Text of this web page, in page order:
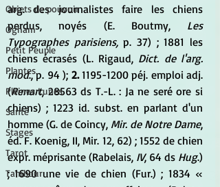
Objets de pouvoir
Ogham
Petit Peuple
Plantes
Pleines Lunes
Santé
Stages
Tarot
Tambour
arg. des journalistes faire les chiens
perdus, noyés (E. Boutmy, Les
Typographes parisiens, p. 37) ; 1881 les
chiens écrasés (L. Rigaud, Dict. de l'arg.
mod., p. 94 ); 2. 1195-1200 péj. emploi adj.
(Renart, 28563 ds T.-L. : Ja ne seré ore si
chiens) ; 1223 id. subst. en parlant d'un
homme (G. de Coincy, Mir. de Notre Dame,
éd. F. Koenig, II, Mir. 12, 62) ; 1552 de chien
expr. méprisante (Rabelais, IV, 64 ds Hug.)
; 1690 une vie de chien (Fur.) ; 1834 «